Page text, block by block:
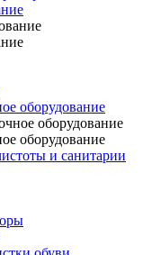
оборудование
оборудование
оборудование
и санитарии